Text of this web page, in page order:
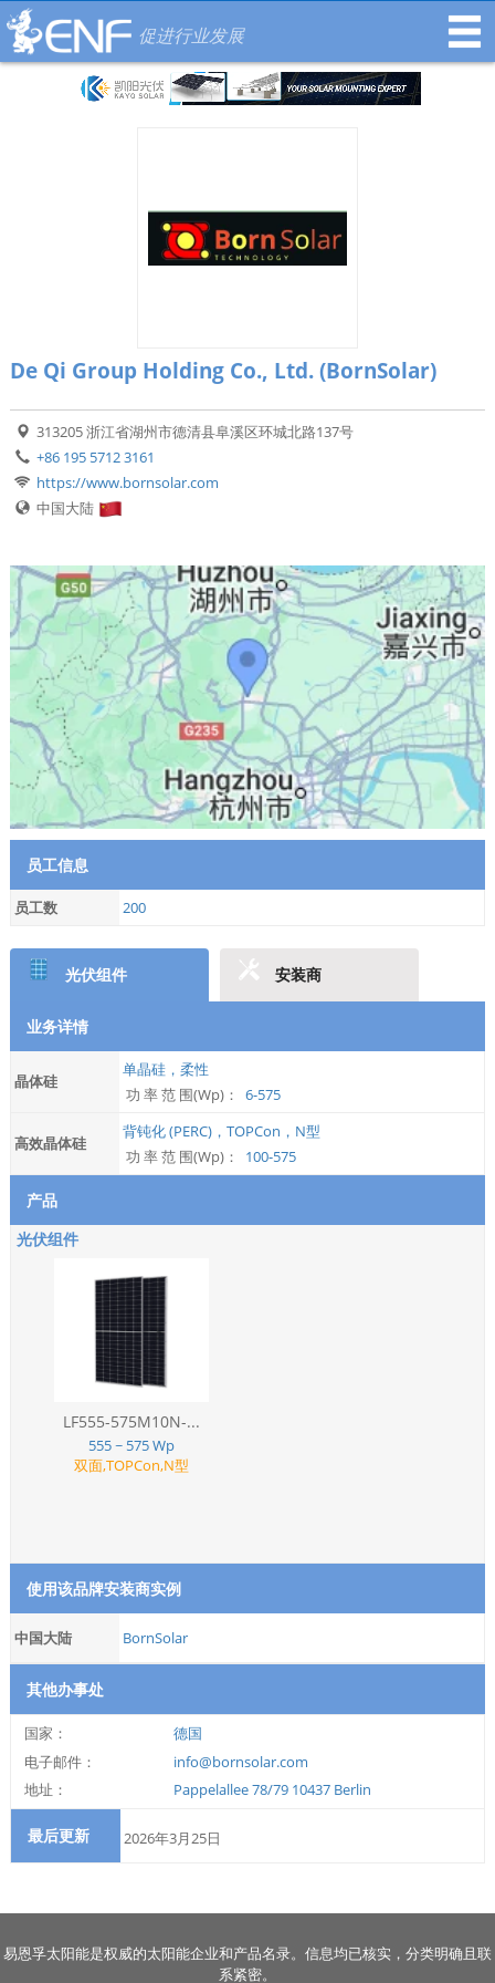
促进行业发展
De Qi Group Holding Co., Ltd. (BornSolar)
313205 浙江省湖州市德清县阜溪区环城北路137号
+86 195 5712 3161
https://www.bornsolar.com
中国大陆
员工信息
员工数 200
光伏组件 安装商
业务详情
晶体硅
单晶硅，柔性
功 率 范 围(Wp)：
6-575
高效晶体硅
背钝化 (PERC)，TOPCon，N型
功 率 范 围(Wp)：
100-575
产品
光伏组件
LF555-575M10N-...
555 ~ 575 Wp
双面,TOPCon,N型
使用该品牌安装商实例
中国大陆 BornSolar
其他办事处
国家：
德国
电子邮件：
info@bornsolar.com
地址：
Pappelallee 78/79 10437 Berlin
最后更新 2026年3月25日
易恩孚太阳能是权威的太阳能企业和产品名录。信息均已核实，分类明确且联
系紧密。